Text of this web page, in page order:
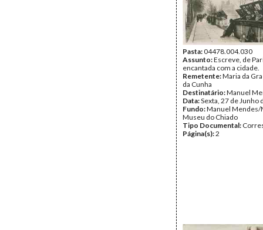
Pasta:04478.004.030
Assunto:Escreve, de
encantada com a cidade.
Remetente:Maria da
da Cunha
Destinatário:Manuel
Data:Sexta, 27 de Junho
Fundo:Manuel Mendes/
Museu do Chiado
Tipo Documental:
Página(s):2